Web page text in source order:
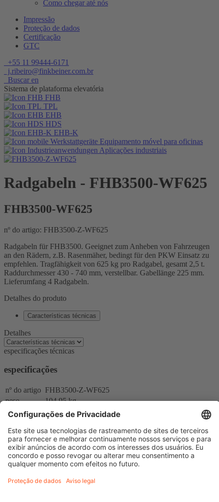
Como chegar até nós
Impressão
Proteção de dados
Certificação
GTC
+55 11 99444-6171
j.ribeiro@finkbeiner.com.br
Buscar en
Sistema de plataforma elevatória
FHB
TPL
EHB
HDS
EHB-K
Equipamento móvel para oficinas
Aplicações industriais
Radgabeln - FHB3500-WF625
FHB3500-WF625
nº do artigo: FHB3500-Z-WF625
Radgabeln für FHB3500. Geeignet zum Anheben von Fahrzeugen
an den Rädern, z.B. Rasenmäher, bedingt für den PKW Einsatz zu
empfehlen. Tragfähigkeit von 625 kg pro Radgabel, gesamt 2,5 t.
Raddurchmesser 430 - 740 mm, verstellbar. Gabellänge 225 mm.
Lieferumfang 4 Radgabeln.
Detalhes do produto
Características técnicas
Detalhes
especificações técnicas
especificações
nº do artigo FHB3500-Z-WF625
peso
104.95 kg
Contacte-nos
+49 (0)7441 92521-0
ou por e-mail
Finkbeiner do Brasil
Rua José Milton Pizzi 127 – APT 21
Itatiba – SP – Brasil